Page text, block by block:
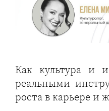
Как культура и
реальными
роста в карьере и